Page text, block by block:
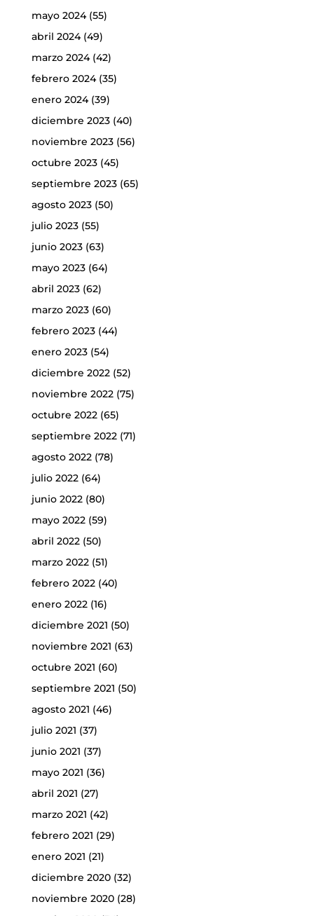
mayo 2024(55)
abril 2024(49)
marzo 2024(42)
febrero 2024(35)
enero 2024(39)
diciembre 2023(40)
noviembre 2023(56)
octubre 2023(45)
septiembre 2023(65)
agosto 2023(50)
julio 2023(55)
junio 2023(63)
mayo 2023(64)
abril 2023(62)
marzo 2023(60)
febrero 2023(44)
enero 2023(54)
diciembre 2022(52)
noviembre 2022(75)
octubre 2022(65)
septiembre 2022(71)
agosto 2022(78)
julio 2022(64)
junio 2022(80)
mayo 2022(59)
abril 2022(50)
marzo 2022(51)
febrero 2022(40)
enero 2022(16)
diciembre 2021 (50)
noviembre 2021 (63)
octubre 2021 (60)
septiembre 2021 (50)
agosto 2021 (46)
julio 2021 (37)
junio 2021 (37)
mayo 2021 (36)
abril 2021 (27)
marzo 2021 (42)
febrero 2021 (29)
enero 2021 (21)
diciembre 2020(32)
noviembre 2020(28)